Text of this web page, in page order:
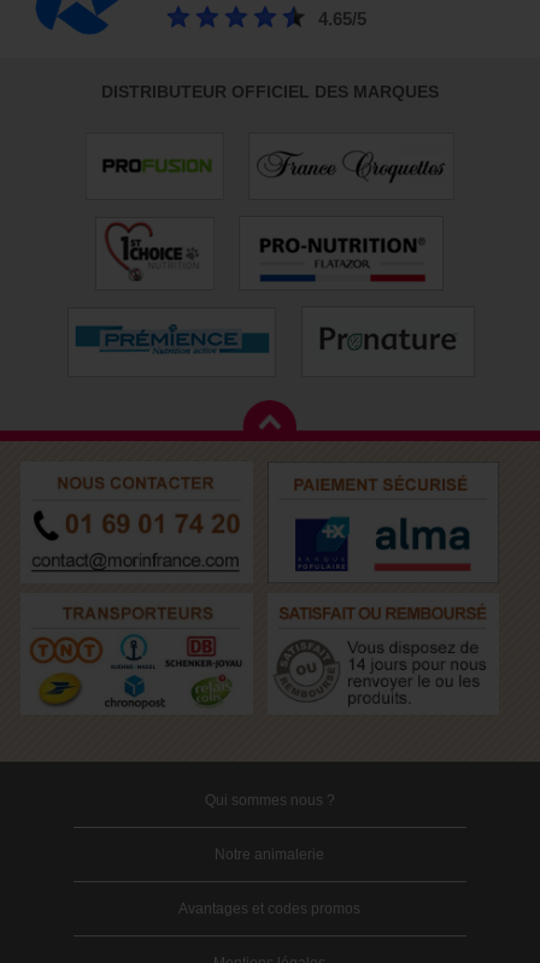
4.65/5
DISTRIBUTEUR OFFICIEL DES MARQUES
Qui sommes nous ?
Notre animalerie
Avantages et codes promos